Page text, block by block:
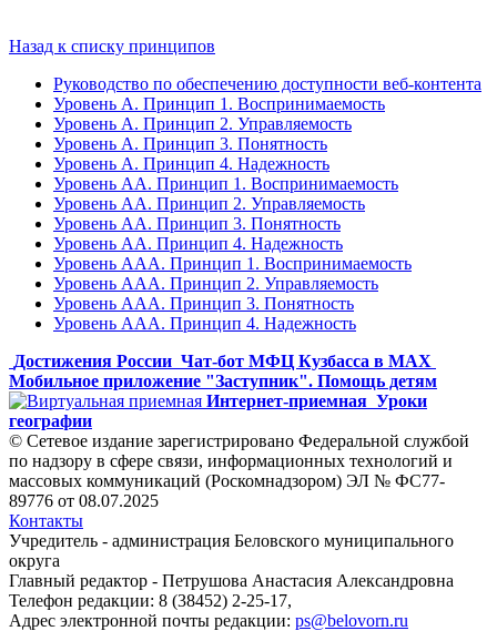
Назад к списку принципов
Руководство по обеспечению доступности веб-контента
Уровень А. Принцип 1. Воспринимаемость
Уровень А. Принцип 2. Управляемость
Уровень А. Принцип 3. Понятность
Уровень А. Принцип 4. Надежность
Уровень АА. Принцип 1. Воспринимаемость
Уровень АА. Принцип 2. Управляемость
Уровень АА. Принцип 3. Понятность
Уровень АА. Принцип 4. Надежность
Уровень ААА. Принцип 1. Воспринимаемость
Уровень ААА. Принцип 2. Управляемость
Уровень ААА. Принцип 3. Понятность
Уровень ААА. Принцип 4. Надежность
Достижения России Чат-бот МФЦ Кузбасса в MAX
Мобильное приложение "Заступник". Помощь детям
Интернет-приемная Уроки
географии
© Сетевое издание зарегистрировано Федеральной службой
по надзору в сфере связи, информационных технологий и
массовых коммуникаций (Роскомнадзором) ЭЛ № ФС77-
89776 от 08.07.2025
Контакты
Учредитель - администрация Беловского муниципального
округа
Главный редактор - Петрушова Анастасия Александровна
Телефон редакции: 8 (38452) 2-25-17,
Адрес электронной почты редакции: ps@belovorn.ru